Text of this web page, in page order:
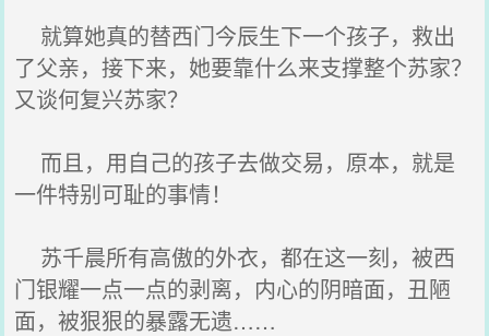
就算她真的替西门今辰生下一个孩子，救出
了父亲，接下来，她要靠什么来支撑整个苏家？
又谈何复兴苏家？
而且，用自己的孩子去做交易，原本，就是
一件特别可耻的事情！
苏千晨所有高傲的外衣，都在这一刻，被西
门银耀一点一点的剥离，内心的阴暗面，丑陋
面，被狠狠的暴露无遗……